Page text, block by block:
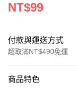
NT$99
付款與運送方式
超取滿NT$490免運
信用卡一次付款
商品特色